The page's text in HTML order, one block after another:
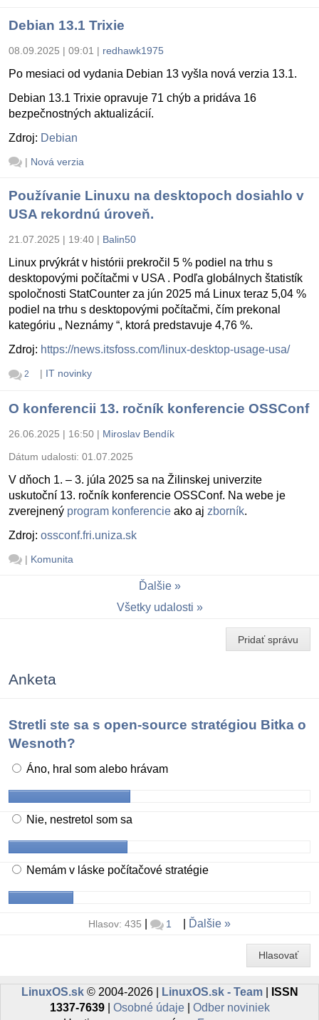
Debian 13.1 Trixie
08.09.2025 | 09:01 | redhawk1975
Po mesiaci od vydania Debian 13 vyšla nová verzia 13.1.
Debian 13.1 Trixie opravuje 71 chýb a pridáva 16
bezpečnostných aktualizácií.
Zdroj: Debian
| Nová verzia
Používanie Linuxu na desktopoch dosiahlo v
USA rekordnú úroveň.
21.07.2025 | 19:40 | Balin50
Linux prvýkrát v histórii prekročil 5 % podiel na trhu s
desktopovými počítačmi v USA . Podľa globálnych štatistík
spoločnosti StatCounter za jún 2025 má Linux teraz 5,04 %
podiel na trhu s desktopovými počítačmi, čím prekonal
kategóriu „ Neznámy “, ktorá predstavuje 4,76 %.
Zdroj: https://news.itsfoss.com/linux-desktop-usage-usa/
2 | IT novinky
O konferencii 13. ročník konferencie OSSConf
26.06.2025 | 16:50 | Miroslav Bendík
Dátum udalosti: 01.07.2025
V dňoch 1. – 3. júla 2025 sa na Žilinskej univerzite
uskutoční 13. ročník konferencie OSSConf. Na webe je
zverejnený program konferencie ako aj zborník.
Zdroj: ossconf.fri.uniza.sk
| Komunita
Ďalšie
Všetky udalosti
Pridať správu
Anketa
Stretli ste sa s open-source stratégiou Bitka o
Wesnoth?
Áno, hral som alebo hrávam
Nie, nestretol som sa
Nemám v láske počítačové stratégie
Hlasov: 435 1 Ďalšie
Hlasovať
LinuxOS.sk© 2004-2026 | LinuxOS.sk - Team|
ISSN
1337-7639| Osobné údaje| Odber noviniek